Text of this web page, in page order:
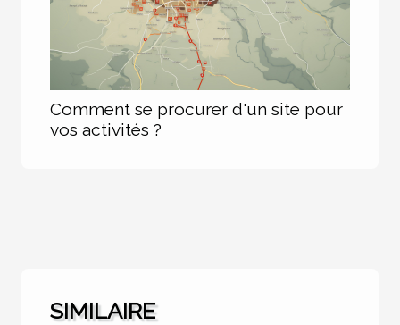
Comment se procurer d'un site pour
vos activités ?
SIMILAIRE